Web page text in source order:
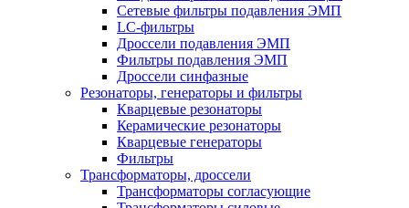
Сетевые фильтры подавления ЭМП
LC-фильтры
Дроссели подавления ЭМП
Фильтры подавления ЭМП
Дроссели синфазные
Резонаторы, генераторы и фильтры
Кварцевые резонаторы
Керамические резонаторы
Кварцевые генераторы
Фильтры
Трансформаторы, дроссели
Трансформаторы согласующие